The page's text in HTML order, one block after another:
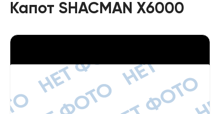
Капот SHACMAN X6000